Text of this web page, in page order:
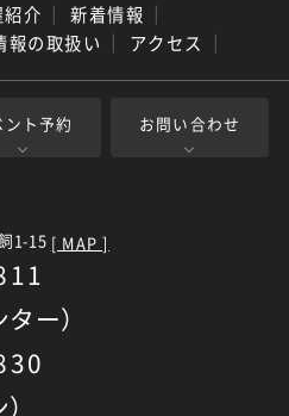
介 ｜ 新着情報 ｜
報の取扱い ｜ アクセス ｜
ント予約 お問い合わせ
1-15 [ MAP ]
ー）